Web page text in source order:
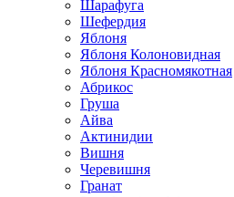
Шарафуга
Шефердия
Яблоня
Яблоня Колоновидная
Яблоня Красномякотная
Абрикос
Груша
Айва
Актинидии
Вишня
Черевишня
Гранат